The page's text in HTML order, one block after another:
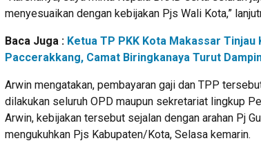
menyesuaikan dengan kebijakan Pjs Wali Kota,”
Baca Juga : Ketua TP PKK Kota Makassar Tinjau
Paccerakkang, Camat Biringkanaya Turut
Arwin mengatakan, pembayaran gaji dan TPP
dilakukan seluruh OPD maupun sekretariat lingkup
Arwin, kebijakan tersebut sejalan dengan arahan Pj
mengukuhkan Pjs Kabupaten/Kota, Selasa kemarin.